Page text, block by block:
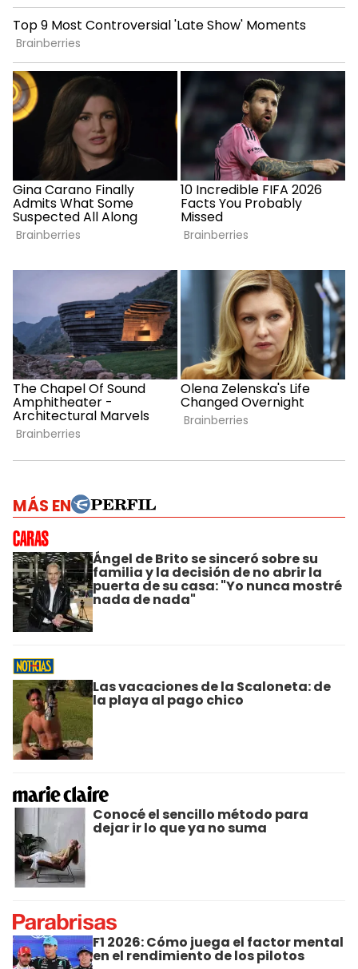
MÁS EN
Ángel de Brito se sinceró sobre su
familia y la decisión de no abrir la
puerta de su casa: "Yo nunca mostré
nada de nada"
Las vacaciones de la Scaloneta: de
la playa al pago chico
Conocé el sencillo método para
dejar ir lo que ya no suma
F1 2026: Cómo juega el factor mental
en el rendimiento de los pilotos